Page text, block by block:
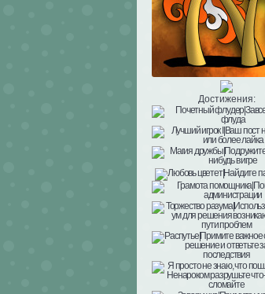
Достижения: